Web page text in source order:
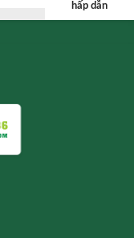
hấp dẫn